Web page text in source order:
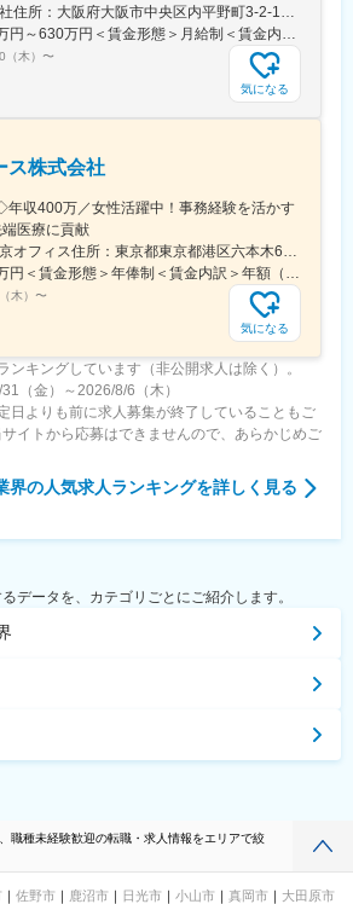
木） 〜
気になる
ス株式会社
年収400万／女性活躍中！事務経験を活かす
医療に貢献
木） 〜
気になる
ンキングしています（非公開求人は除く）。
（金）～2026/8/6（木）
日よりも前に求人募集が終了していることもご
イトから応募はできませんので、あらかじめご
界の人気求人ランキングを詳しく見る
データを、カテゴリごとにご紹介します。
職種未経験歓迎の転職・求人情報をエリアで絞
佐野市 鹿沼市 日光市 小山市 真岡市
大田原市